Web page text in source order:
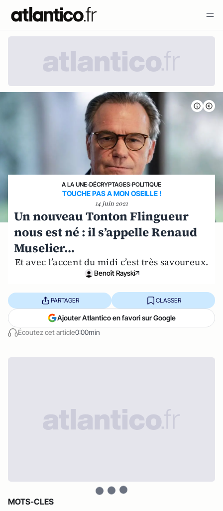
A LA UNE›DÉCRYPTAGES›POLITIQUE
TOUCHE PAS A MON OSEILLE !
14 juin 2021
Un nouveau Tonton Flingueur
nous est né : il s’appelle Renaud
Muselier…
Et avec l’accent du midi c’est très savoureux.
Benoît Rayski
Écoutez cet article0:00min
PARTAGER CLASSER
Ajouter Atlantico en favori sur Google
MOTS-CLES